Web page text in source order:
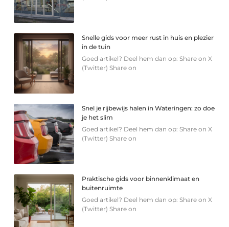
Snelle gids voor meer rust in huis en plezier
in de tuin
Goed artikel? Deel hem dan op: Share on X
(Twitter) Share on
Snel je rijbewijs halen in Wateringen: zo doe
je het slim
Goed artikel? Deel hem dan op: Share on X
(Twitter) Share on
Praktische gids voor binnenklimaat en
buitenruimte
Goed artikel? Deel hem dan op: Share on X
(Twitter) Share on